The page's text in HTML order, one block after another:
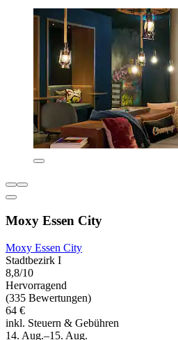
Moxy Essen City
Moxy Essen City
Stadtbezirk I
8,8/10
Hervorragend
(335 Bewertungen)
64 €
inkl. Steuern & Gebühren
14. Aug.–15. Aug.